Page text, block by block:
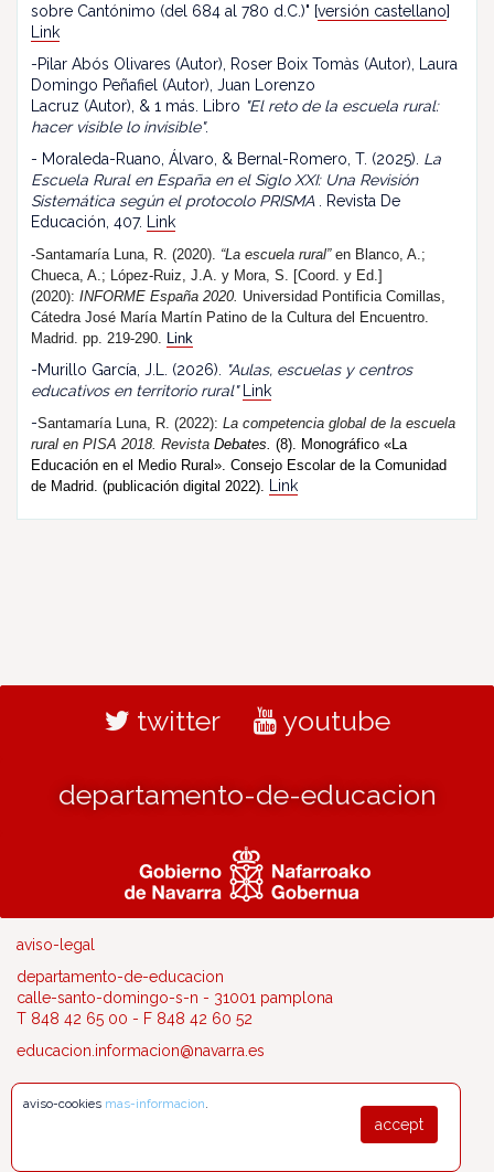
sobre Cantónimo (del 684 al 780 d.C.)" [versión castellano]
Link
-Pilar Abós Olivares (Autor), Roser Boix Tomàs (Autor), Laura
Domingo Peñafiel (Autor), Juan Lorenzo
Lacruz (Autor), & 1 más. Libro "El reto de la escuela rural:
hacer visible lo invisible".
- Moraleda-Ruano, Álvaro, & Bernal-Romero, T. (2025). La
Escuela Rural en España en el Siglo XXI: Una Revisión
Sistemática según el protocolo PRISMA . Revista De
Educación, 407.
Link
-Santamaría Luna, R. (2020). “La escuela rural”en Blanco, A.;
Chueca, A.; López-Ruiz, J.A. y Mora, S. [Coord. y Ed.]
(2020): INFORME España 2020. Universidad Pontificia Comillas,
Cátedra José María Martín Patino de la Cultura del Encuentro.
Madrid. pp. 219-290. Link
-Murillo García, J.L. (2026).
"Aulas, escuelas y centros
educativos en territorio rural"
Link
-Santamaría Luna, R. (2022): La competencia global de la escuela
rural en PISA 2018. Revista Debates. (8). Monográfico «La
Educación en el Medio Rural». Consejo Escolar de la Comunidad
de Madrid. (publicación digital 2022).
Link
twitter youtube
departamento-de-educacion
aviso-legal
departamento-de-educacion
calle-santo-domingo-s-n - 31001 pamplona
T 848 42 65 00 - F 848 42 60 52
educacion.informacion@navarra.es
accept
aviso-cookies mas-informacion.